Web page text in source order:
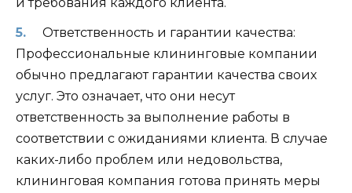
Ответственность и гарантии качества:
Профессиональные клининговые компании
обычно предлагают гарантии качества своих
услуг. Это означает, что они несут
ответственность за выполнение работы в
соответствии с ожиданиями клиента. В случае
каких-либо проблем или недовольства,
клининговая компания готова принять меры